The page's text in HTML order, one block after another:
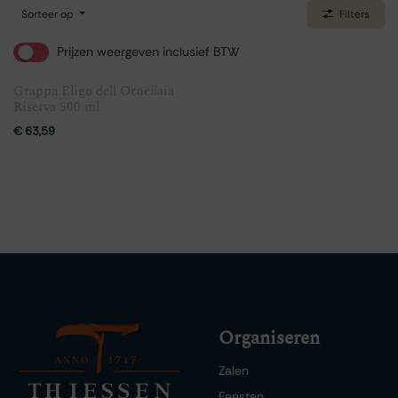
Sorteer op Filters
Prijzen weergeven inclusief BTW
€ 63,59
Organiseren
Zalen